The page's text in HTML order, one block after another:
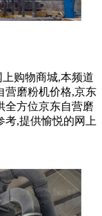
购物商城,本频道
营磨粉机价格,京东
全方位京东自营磨
考,提供愉悦的网上